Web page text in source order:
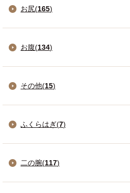
お尻(165)
お腹(134)
その他(15)
ふくらはぎ(7)
二の腕(117)